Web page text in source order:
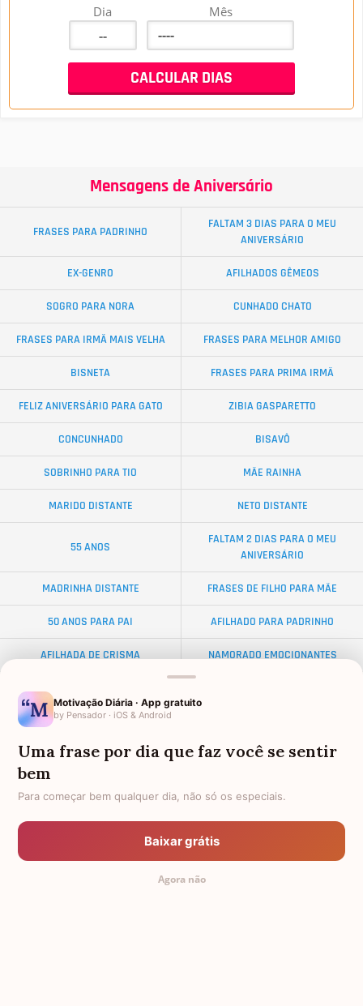
Dia Mês
Mensagens de Aniversário
FRASES PARA PADRINHO
FALTAM 3 DIAS PARA O MEU
ANIVERSÁRIO
EX-GENRO AFILHADOS GÊMEOS
SOGRO PARA NORA CUNHADO CHATO
FRASES PARA IRMÃ MAIS VELHA FRASES PARA MELHOR AMIGO
BISNETA FRASES PARA PRIMA IRMÃ
FELIZ ANIVERSÁRIO PARA GATO ZIBIA GASPARETTO
CONCUNHADO BISAVÔ
SOBRINHO PARA TIO MÃE RAINHA
MARIDO DISTANTE NETO DISTANTE
55 ANOS
FALTAM 2 DIAS PARA O MEU
ANIVERSÁRIO
MADRINHA DISTANTE FRASES DE FILHO PARA MÃE
50 ANOS PARA PAI AFILHADO PARA PADRINHO
AFILHADA DE CRISMA NAMORADO EMOCIONANTES
EX-SOGRO
AFILHADO PARA MADRINHA PALAVRAS
FRASES PARA AMIGA EVANGÉLICA 34 ANOS
TEXTOS PEQUENOS PARA AMIGA
Motivação Diária · App gratuito
by Pensador · iOS & Android
Uma frase por dia que faz você se sentir
bem
Para começar bem qualquer dia, não só os especiais.
Baixar grátis
Agora não